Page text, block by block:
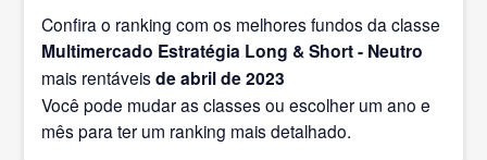
Confira o ranking com os melhores fundos da classe
Multimercado Estratégia Long & Short - Neutro
mais rentáveisde abrilde 2023
Você pode mudar as classes ou escolher um ano e
mês para ter um ranking mais detalhado.